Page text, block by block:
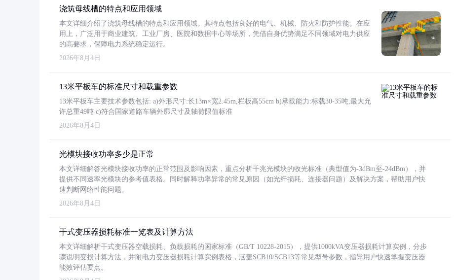
浇筑母线槽的特点和应用领域
本文详细介绍了浇筑母线槽的特点和应用领域。其特点包括良好的电气、机械、防火和防护性能。在应
用上，广泛用于商业建筑、工业厂房、医院和数据中心等场所，凭借自身优势满足不同领域对电力供应
的高要求，保障电力系统稳定运行。
2026年8月4日
13米平板车的标准尺寸和载重参数
13米平板车主要技术参数包括: a)外形尺寸:长13m×宽2.45m,栏板高55cm b)承载能力:标载30-35吨,最大允
许总重49吨 c)符合国家道路车辆外廓尺寸及轴荷限值标准
2026年8月4日
光模块接收功率多少是正常
本文详细解答光模块接收功率的正常范围及影响因素，重点分析千兆光模块的收光标准（典型值为-3dBm至-24dBm），并
提供不同速率光模块的参考值表格。同时解释功率异常的常见原因（如光纤损耗、连接器问题）及解决方案，帮助用户快
速判断网络性能问题。
2026年8月4日
干式变压器损耗标准一览表及计算方法
本文详细解析干式变压器空载损耗、负载损耗的国家标准（GB/T 10228-2015），提供1000kVA变压器损耗计算实例，分步
骤说明变损计算方法，并附电力变压器损耗计算实例表格，涵盖SCB10/SCB13等常见型号参数，指导用户快速掌握变压器
能效评估要点。